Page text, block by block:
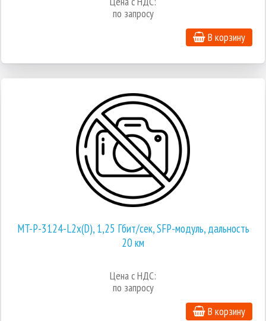
по запросу
В корзину
MT-P-3124-L2x(D), 1,25 Гбит/сек, SFP-модуль, дальность
20 км
Цена с НДС:
по запросу
В корзину